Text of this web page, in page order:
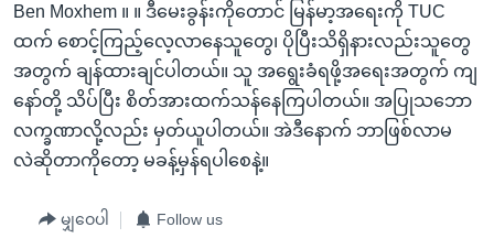
Ben Moxhem ။ ။ ဒီမေးခွန်းကိုတောင် မြန်မာ့အရေးကို TUC
ထက် စောင့်ကြည့်လေ့လာနေသူတွေ၊ ပိုပြီးသိရှိနားလည်းသူတွေ
အတွက် ချန်ထားချင်ပါတယ်။ သူ အရွေးခံရဖို့အရေးအတွက် ကျ
နော်တို့ သိပ်ပြီး စိတ်အားထက်သန်နေကြပါတယ်။ အပြုသဘော
လက္ခဏာလို့လည်း မှတ်ယူပါတယ်။ အဲဒီနောက် ဘာဖြစ်လာမ
လဲဆိုတာကိုတော့ မခန့်မှန်ရပါစေနဲ့။
မျှဝေပါ Follow us